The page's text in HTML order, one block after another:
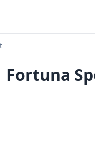
Fortuna